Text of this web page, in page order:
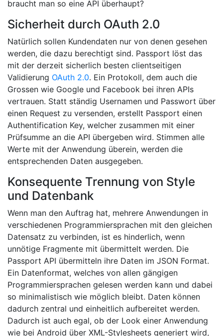
braucht man so eine API überhaupt?
Sicherheit durch OAuth 2.0
Natürlich sollen Kundendaten nur von denen gesehen
werden, die dazu berechtigt sind. Passport löst das
mit der derzeit sicherlich besten clientseitigen
Validierung OAuth 2.0. Ein Protokoll, dem auch die
Grossen wie Google und Facebook bei ihren APIs
vertrauen. Statt ständig Usernamen und Passwort über
einen Request zu versenden, erstellt Passport einen
Authentification Key, welcher zusammen mit einer
Prüfsumme an die API übergeben wird. Stimmen alle
Werte mit der Anwendung überein, werden die
entsprechenden Daten ausgegeben.
Konsequente Trennung von Style
und Datenbank
Wenn man den Auftrag hat, mehrere Anwendungen in
verschiedenen Programmiersprachen mit den gleichen
Datensatz zu verbinden, ist es hinderlich, wenn
unnötige Fragmente mit übermittelt werden. Die
Passport API übermitteln ihre Daten im JSON Format.
Ein Datenformat, welches von allen gängigen
Programmiersprachen gelesen werden kann und dabei
so minimalistisch wie möglich bleibt. Daten können
dadurch zentral und einheitlich aufbereitet werden.
Dadurch ist auch egal, ob der Look einer Anwendung
wie bei Android über XML-Stylesheets generiert wird,